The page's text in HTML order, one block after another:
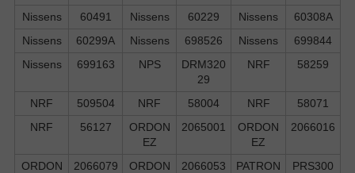
Nissens 60491 Nissens 60229 Nissens
60308A
Nissens
60299A Nissens 698526 Nissens
699844
Nissens
699163 NPS
DRM320
29
NRF 58259
NRF 509504 NRF 58004 NRF
58071
NRF
56127
ORDON
EZ
2065001
ORDON
EZ
2066016
ORDON
2066079
ORDON
2066053 PATRON
PRS300